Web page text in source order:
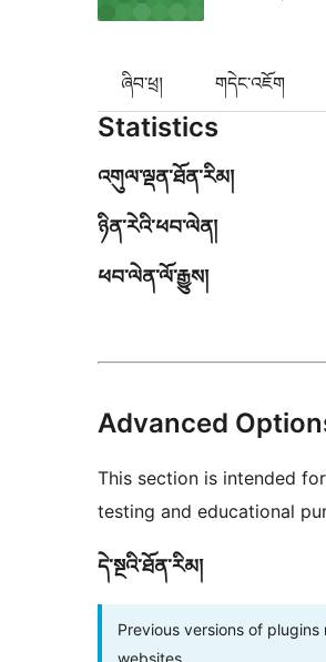
ཞིབ་ཕྲ། གདེང་འཇོག
Statistics
འགུལ་ལྡན་ཐོན་རིམ།
ཉིན་རེའི་ཕབ་ལེན།
ཕབ་ལེན་ལོ་རྒྱུས།
Advanced
This section is intended
testing and educational
དེ་སྔའི་ཐོན་རིམ།
Previous versions of